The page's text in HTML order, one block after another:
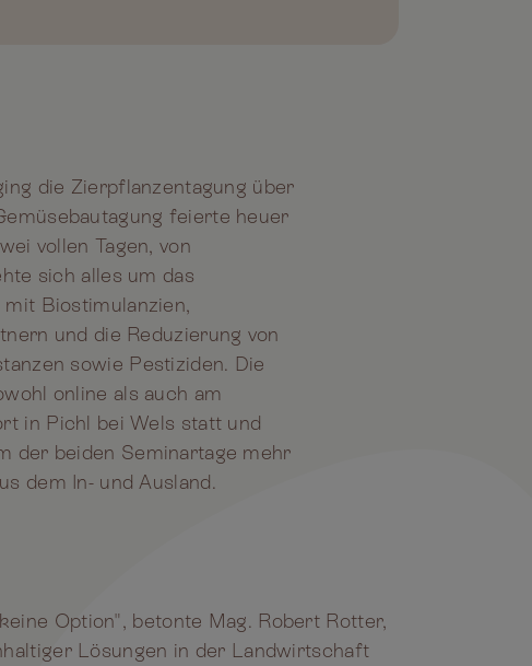
die Zierpflanzentagung über
feierte heuer
vollen Tagen, von
sich alles um das
Biostimulanzien,
und die Reduzierung von
sowie Pestiziden. Die
online als auch am
in Pichl bei Wels statt und
der beiden Seminartage mehr
dem In- und Ausland.
Option", betonte Mag. Robert Rotter,
Lösungen in der Landwirtschaft